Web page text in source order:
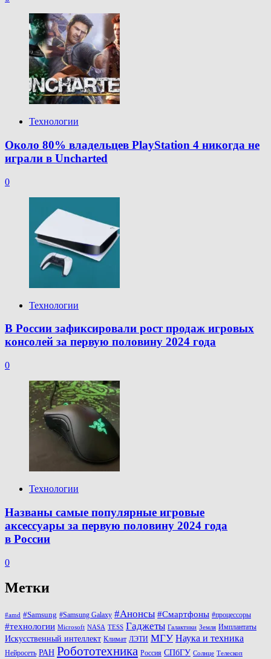
Технологии
Около 80% владельцев PlayStation 4 никогда не
играли в Uncharted
0
Технологии
В России зафиксировали рост продаж игровых
консолей за первую половину 2024 года
0
Технологии
Названы самые популярные игровые
аксессуары за первую половину 2024 года
в России
0
Метки
#amd #Samsung #Samsung Galaxy #Анонсы #Смартфоны #процессоры
#технологии Microsoft NASA TESS Гаджеты Галактики Земля Имплантаты
Искусственный интеллект Климат ЛЭТИ МГУ Наука и техника
Нейросеть РАН Робототехника Россия СПбГУ Солнце Телескоп